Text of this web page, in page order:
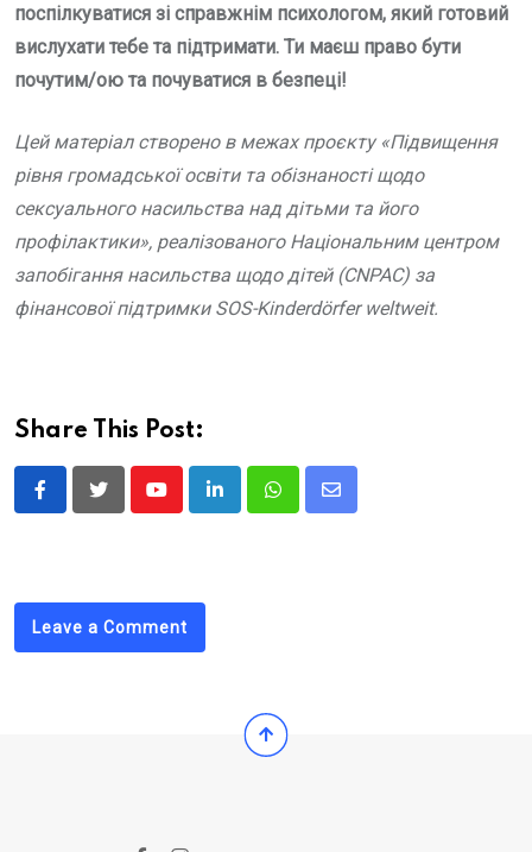
поспілкуватися зі справжнім психологом, який готовий
вислухати тебе та підтримати. Ти маєш право бути
почутим/ою та почуватися в безпеці!
Цей матеріал створено в межах проєкту «Підвищення
рівня громадської освіти та обізнаності щодо
сексуального насильства над дітьми та його
профілактики», реалізованого Національним центром
запобігання насильства щодо дітей (CNPAC) за
фінансової підтримки SOS-Kinderdörfer weltweit.
Share This Post:
YoutubeLinkedInWhatsappShare
Leave a Comment